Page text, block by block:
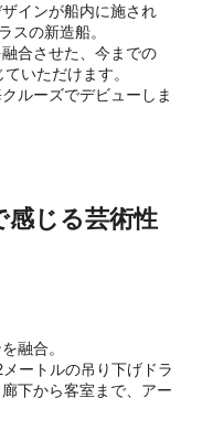
インが船内に施され
スの新造船。
合させた、今までの
いただけます。
ルーズでデビューしま
じる芸術性
融合。
ートルの吊り下げドラ
下から客室まで、アー